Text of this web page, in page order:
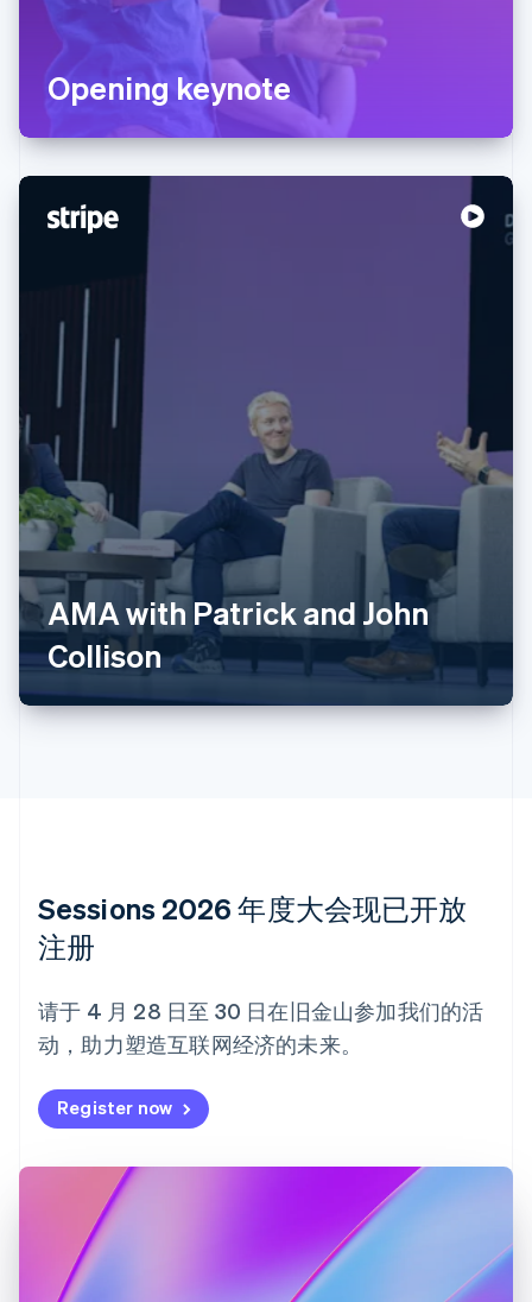
Opening keynote
AMA with Patrick and John
Collison‍
Sessions 2026 年度大会现已开放
注册
请于 4 月 28 日至 30 日在旧金山参加我们的活
动，助力塑造互联网经济的未来。
Register now
爱尔兰
English
奥地利
DeutschEnglish
澳大利亚
English
巴西
Português English
保加利亚
比利时
法国
FrançaisEnglish
芬兰
荷兰
NederlandsEnglish
加拿大
捷克
English
EnglishItaliano
拉脱维亚
English
立陶宛
English
列支敦士登